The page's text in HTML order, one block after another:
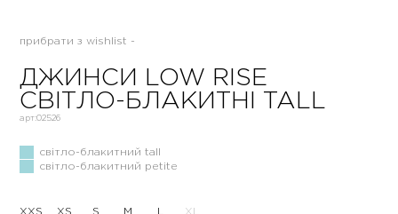
прибрати з wishlist -
ДЖИНСИ LOW RISE
СВІТЛО-БЛАКИТНІ TALL
арт:02526
світло-блакитний tall
світло-блакитний petite